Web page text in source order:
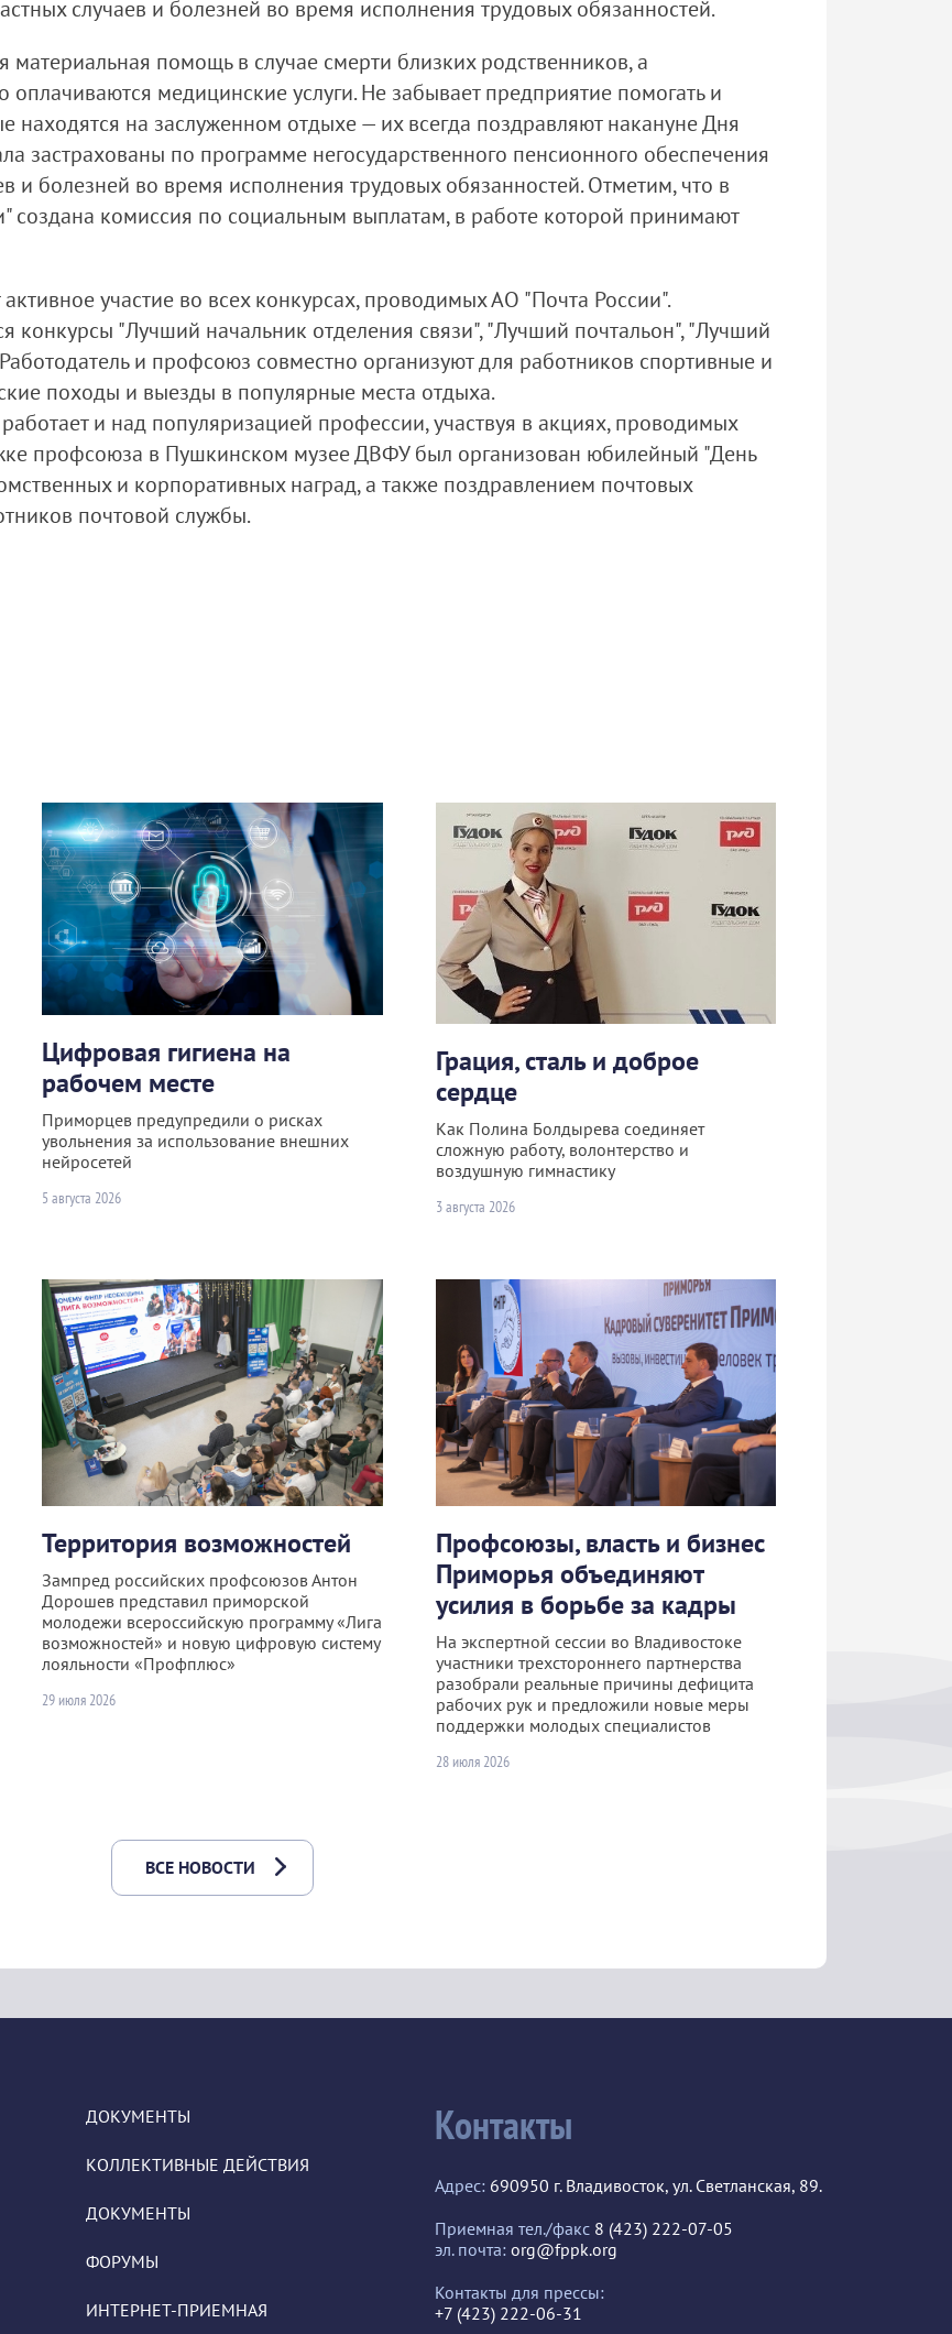
случаев и болезней во время исполнения трудовых обязанностей.
материальная помощь в случае смерти близких родственников, а
медицинские услуги. Не забывает предприятие помогать и
на заслуженном отдыхе — их всегда поздравляют накануне Дня
застрахованы по программе негосударственного пенсионного обеспечения
и болезней во время исполнения трудовых обязанностей. Отметим, что в
комиссия по социальным выплатам, в работе которой принимают
участие во всех конкурсах, проводимых АО "Почта России".
конкурсы "Лучший начальник отделения связи", "Лучший почтальон", "Лучший
и профсоюз совместно организуют для работников спортивные и
походы и выезды в популярные места отдыха.
и над популяризацией профессии, участвуя в акциях, проводимых
профсоюза в Пушкинском музее ДВФУ был организован юбилейный "День
и корпоративных наград, а также поздравлением почтовых
почтовой службы.
Цифровая гигиена на
рабочем месте
Приморцев предупредили о рисках
увольнения за использование внешних
нейросетей
5 августа 2026
Грация, сталь и доброе
сердце
Как Полина Болдырева соединяет
сложную работу, волонтерство и
воздушную гимнастику
3 августа 2026
Территория возможностей
Зампред российских профсоюзов Антон
Дорошев представил приморской
молодежи всероссийскую программу «Лига
возможностей» и новую цифровую систему
лояльности «Профплюс»
29 июля 2026
Профсоюзы, власть и бизнес
Приморья объединяют
усилия в борьбе за кадры
На экспертной сессии во Владивостоке
участники трехстороннего партнерства
разобрали реальные причины дефицита
рабочих рук и предложили новые меры
поддержки молодых специалистов
28 июля 2026
ВСЕ НОВОСТИ
ДОКУМЕНТЫ
КОЛЛЕКТИВНЫЕ ДЕЙСТВИЯ
ДОКУМЕНТЫ
ФОРУМЫ
ИНТЕРНЕТ-ПРИЕМНАЯ
Контакты
Адрес: 690950 г. Владивосток, ул. Светланская, 89.
Приемная тел./факс 8 (423) 222-07-05
эл. почта: org@fppk.org
Контакты для прессы:
+7 (423) 222-06-31